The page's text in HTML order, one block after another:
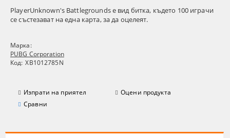
PlayerUnknown's Battlegrounds е вид битка, където 100 играчи
се състезават на една карта, за да оцелеят.
Марка:
PUBG Corporation
Код: XB1012785N
Изпрати на приятел
Оцени продукта
Сравни